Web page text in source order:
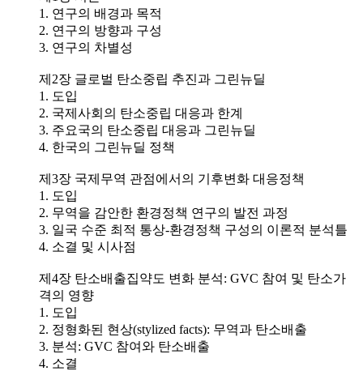
1. 연구의 배경과 목적
2. 연구의 방향과 구성
3. 연구의 차별성
제2장 글로벌 탄소중립 추진과 그린뉴딜
1. 도입
2. 국제사회의 탄소중립 대응과 한계
3. 주요국의 탄소중립 대응과 그린뉴딜
4. 한국의 그린뉴딜 정책
제3장 국제무역 관점에서의 기후변화 대응정책
1. 도입
2. 무역을 감안한 환경정책 연구의 발전 과정
3. 일국 수준 최적 통상-환경정책 구성의 이론적 분석틀
4. 소결 및 시사점
제4장 탄소배출집약도 변화 분석: GVC 참여 및 탄소가
격의 영향
1. 도입
2. 정형화된 현상(stylized facts): 무역과 탄소배출
3. 분석: GVC 참여와 탄소배출
4. 소결